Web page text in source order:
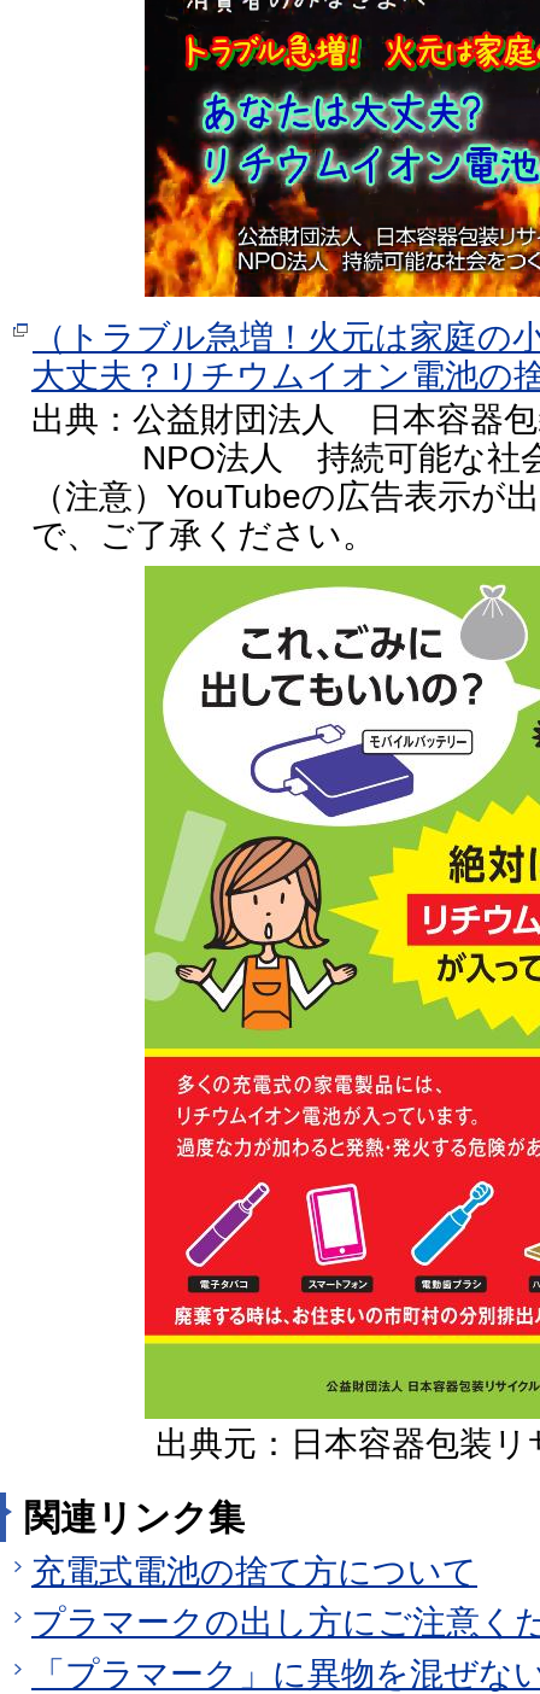
（トラブル急増！火元は家庭の
大丈夫？リチウムイオン電池の
出典：公益財団法人 日本容器
NPO法人 持続可能な社会
（注意）YouTubeの広告表示が
で、ご了承ください。
出典元：日本容器包装
関連リンク集
充電式電池の捨て方について
プラマークの出し方にご注意く
「プラマーク」に異物を混ぜな